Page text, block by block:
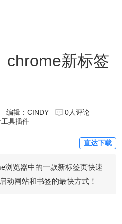
chrome新标签
编辑：CINDY
0人评论
具插件
直达下载
浏览器中的一款新标签页快速
动网站和书签的最快方式！